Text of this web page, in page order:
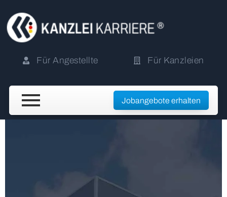
Für Angestellte Für Kanzleien
Jobangebote erhalten